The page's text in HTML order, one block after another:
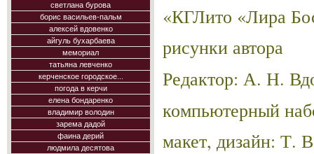
светлана бурова
борис васильев-пальм
алексей вдовенко
айгуль бухарбаева
мемориал
татьяна левченко
керченское городское...
погода в керчи
елена бондаренко
владимир володин
зарема дадой
фаина дерий
людмила десятова
«КГЛито «Лира
рисунки автора
Редактор: А. Н.
компьютерный
макет, дизайн: Т.